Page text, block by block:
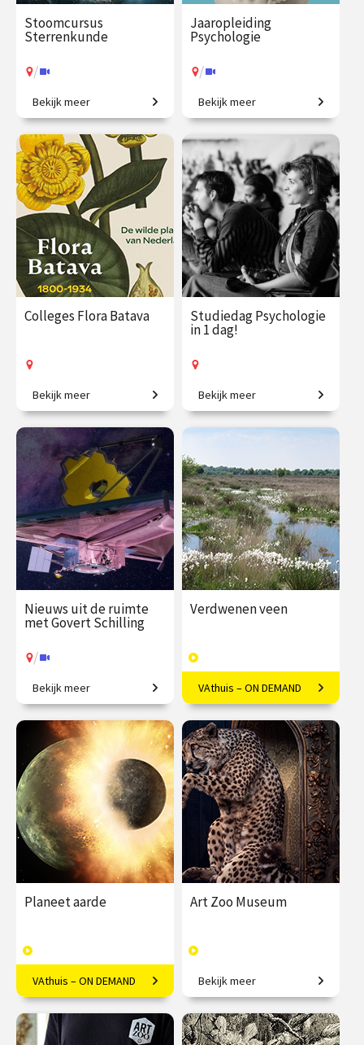
Stoomcursus
Sterrenkunde
/
Maak een rondreis door het
heelal tot aan de sterren en
daar voorbij.
€ 217.00
vanaf 2
nov.
/ Op locatie of online
Bekijk meer
Jaaropleiding
Psychologie
/
Een introductie naar het
menselijk zijn
€ 1225.00
vanaf 29
sep.
/ Op locatie of online
Bekijk meer
Colleges Flora Batava
Een botanisch topstuk.
€ 217.00
vanaf 1
dec.
Op locatie
Bekijk meer
Studiedag Psychologie
in 1 dag!
Voor nieuwsgierige denkers.
€ 65.00 / €
90.00
sep.
Op locatie
Bekijk meer
Nieuws uit de ruimte
met Govert Schilling
/
Een overzicht van recente
ontdekkingen in de
astronomie.
€ 25.00
vanaf 3
nov.
/ Op locatie of online
Bekijk meer
Verdwenen veen
Een verdwijnend element
van ons Nederlandse
landschap
€ 17.50
6
afleveringen
Speeltijd 1 uur
VAthuis
VAthuis – ON DEMAND
Planeet aarde
Van woeste gloeiende klomp
sterrenstof naar levendige
planeet
VAthuis – ON DEMAND
Art Zoo Museum
Waar kunst, ambacht en
natuur samenkomen.
Bekijk meer